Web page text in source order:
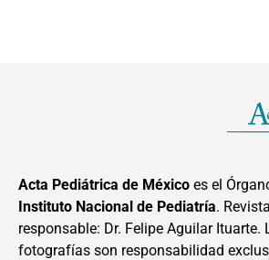
Acta Pediátrica de México es el
Instituto Nacional de Pediatría.
responsable: Dr. Felipe Aguilar Ituarte.
fotografías son responsabilidad